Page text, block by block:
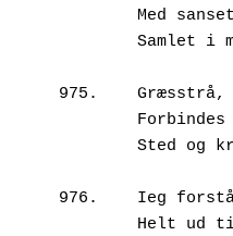
Med
975.
Sted
976.	Ieg
Helt